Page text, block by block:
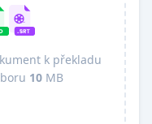
k překladu
10 MB